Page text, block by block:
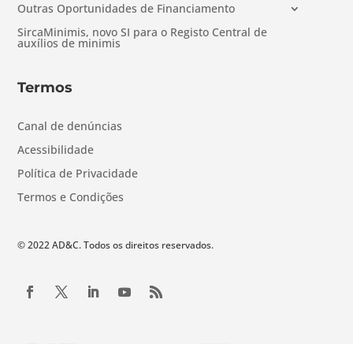
Outras Oportunidades de Financiamento
SircaMinimis, novo SI para o Registo Central de
auxílios de minimis
Termos
Canal de denúncias
Acessibilidade
Política de Privacidade
Termos e Condições
© 2022 AD&C. Todos os direitos reservados.